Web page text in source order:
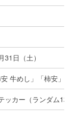
日（土）
牛めし」「柿安」
ッカー（ランダム1枚